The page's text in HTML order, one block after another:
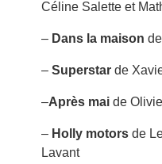
Céline Salette et
– Dans la maison
– Superstar de
–Après maide
– Holly motors de
Lavant